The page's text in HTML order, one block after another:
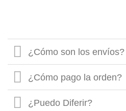
¿Cómo son los envíos?
¿Cómo pago la orden?
¿Puedo Diferir?